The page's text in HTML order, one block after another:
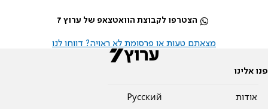
הצטרפו לקבוצת הוואטצאפ של ערוץ 7
מצאתם טעות או פרסומת לא ראויה? דווחו לנו
פנו אלינו
אודות
Pусский